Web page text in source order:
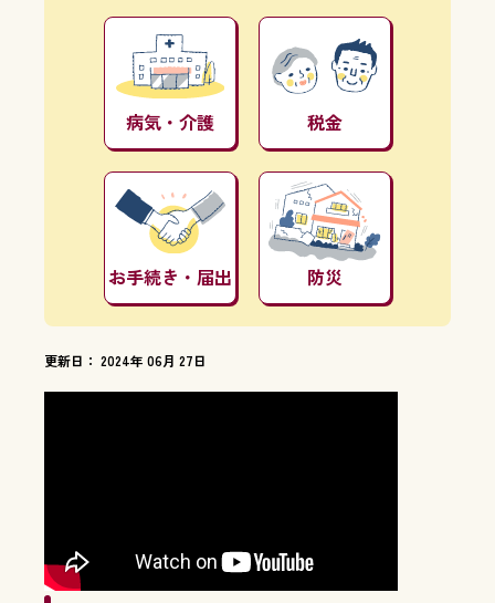
病気・介護 税金
お手続き・届出 防災
更新日： 2024年 06月 27日